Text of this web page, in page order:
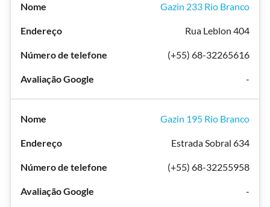
Gazin 233 Rio Branco
Rua Leblon 404
(+55) 68-32265616
-
Gazin 195 Rio Branco
Estrada Sobral 634
(+55) 68-32255958
-